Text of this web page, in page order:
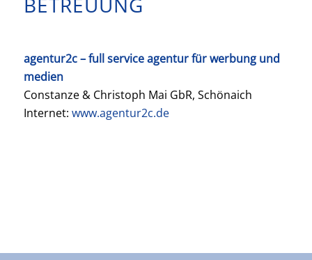
agentur2c – full service agentur für werbung und
medien
Constanze & Christoph Mai GbR, Schönaich
Internet: www.agentur2c.de